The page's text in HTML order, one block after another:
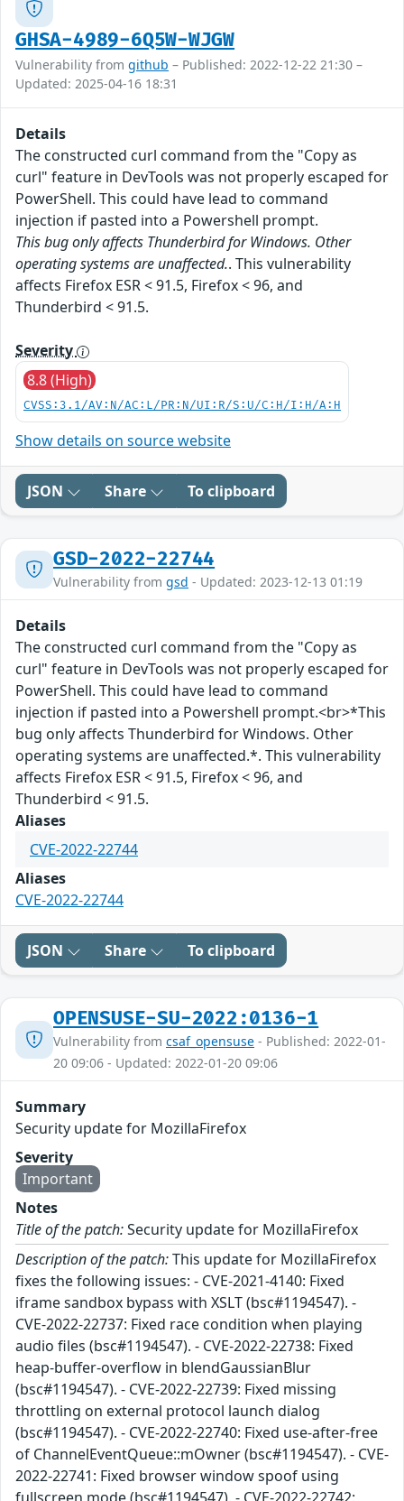
GHSA-4989-6Q5W-WJGW
Vulnerability from github – Published: 2022-12-22 21:30 –
Updated: 2025-04-16 18:31
Details
The constructed curl command from the "Copy as
curl" feature in DevTools was not properly escaped for
PowerShell. This could have lead to command
injection if pasted into a Powershell prompt.
This bug only affects Thunderbird for Windows. Other
operating systems are unaffected.. This vulnerability
affects Firefox ESR < 91.5, Firefox < 96, and
Thunderbird < 91.5.
Severity
8.8 (High)
CVSS:3.1/AV:N/AC:L/PR:N/UI:R/S:U/C:H/I:H/A:H
Show details on source website
JSON Share To clipboard
GSD-2022-22744
Vulnerability from gsd - Updated: 2023-12-13 01:19
Details
The constructed curl command from the "Copy as
curl" feature in DevTools was not properly escaped for
PowerShell. This could have lead to command
injection if pasted into a Powershell prompt.<br>*This
bug only affects Thunderbird for Windows. Other
operating systems are unaffected.*. This vulnerability
affects Firefox ESR < 91.5, Firefox < 96, and
Thunderbird < 91.5.
Aliases
CVE-2022-22744
Aliases
CVE-2022-22744
JSON Share To clipboard
OPENSUSE-SU-2022:0136-1
Vulnerability from csaf_opensuse - Published: 2022-01-
20 09:06 - Updated: 2022-01-20 09:06
Summary
Security update for MozillaFirefox
Severity
Important
Notes
Title of the patch:Security update for MozillaFirefox
Description of the patch:This update for MozillaFirefox
fixes the following issues: - CVE-2021-4140: Fixed
iframe sandbox bypass with XSLT (bsc#1194547). -
CVE-2022-22737: Fixed race condition when playing
audio files (bsc#1194547). - CVE-2022-22738: Fixed
heap-buffer-overflow in blendGaussianBlur
(bsc#1194547). - CVE-2022-22739: Fixed missing
throttling on external protocol launch dialog
(bsc#1194547). - CVE-2022-22740: Fixed use-after-free
of ChannelEventQueue::mOwner (bsc#1194547). - CVE-
2022-22741: Fixed browser window spoof using